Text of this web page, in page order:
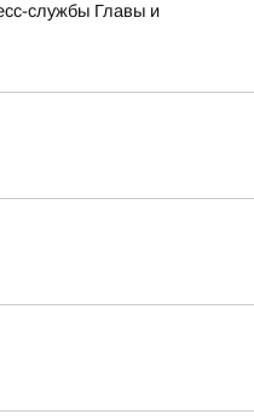
службы Главы и